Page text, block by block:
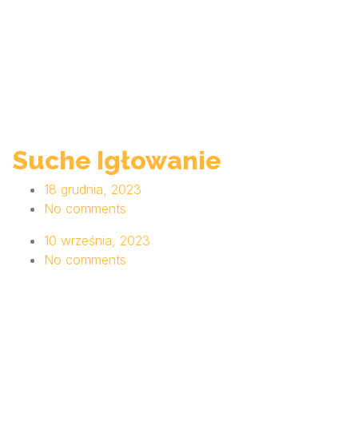
Suche Igłowanie
18 grudnia, 2023
No comments
10 września, 2023
No comments